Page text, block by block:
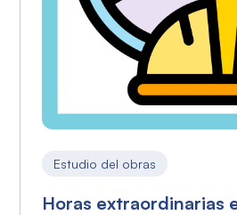
Estudio del obras
Horas extraordinarias